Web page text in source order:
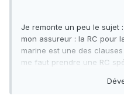
Je remonte un peu le sujet
mon assureur : la RC pour
marine est une des
me faut prendre une RC